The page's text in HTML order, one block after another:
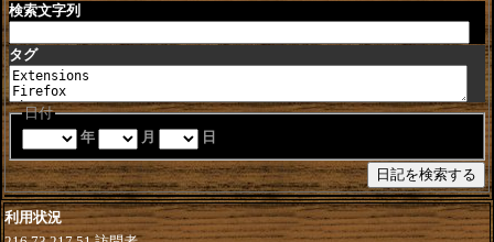
検索文字列
タグ
日付
年
月 日
利用状況